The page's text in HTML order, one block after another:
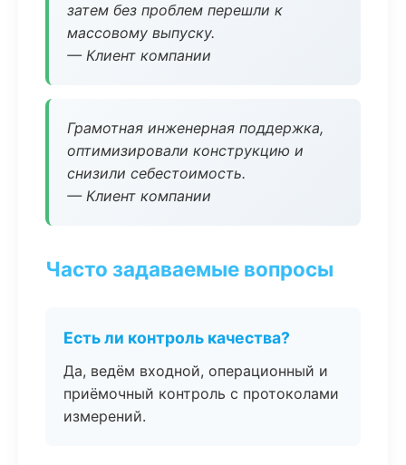
затем без проблем перешли к
массовому выпуску.
— Клиент компании
Грамотная инженерная поддержка,
оптимизировали конструкцию и
снизили себестоимость.
— Клиент компании
Часто задаваемые вопросы
Есть ли контроль качества?
Да, ведём входной, операционный и
приёмочный контроль с протоколами
измерений.